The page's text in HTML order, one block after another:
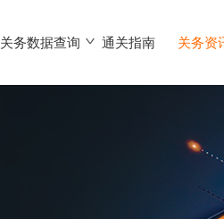
关务数据查询 通关指南 关务资